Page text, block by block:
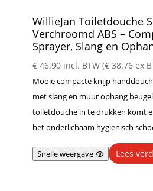
WillieJan Toiletdouche
Verchroomd ABS –
Sprayer, Slang en
€46.90 incl. BTW (€38.76ex
Mooie compacte knijp
met slang en muur ophang
toiletdouche in te drukken komt
het onderlichaam hygiënisch
Snelle weergave Lees